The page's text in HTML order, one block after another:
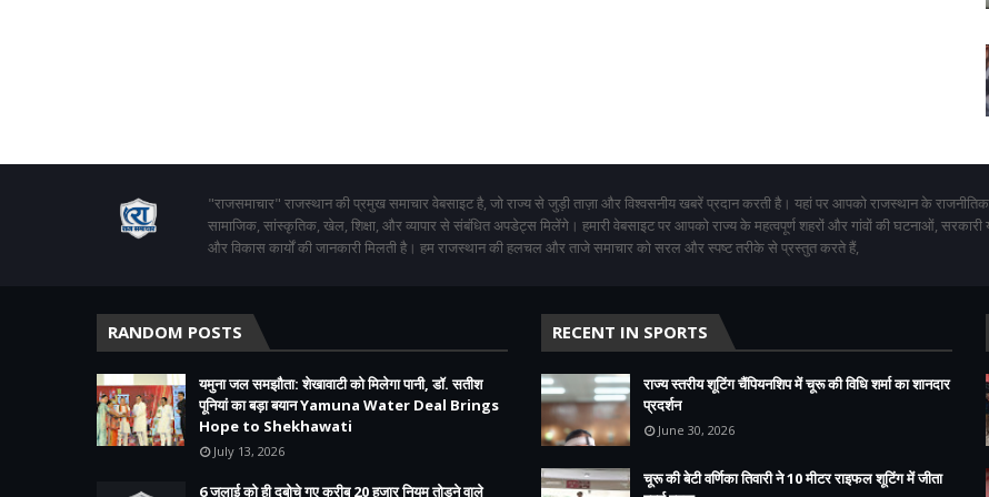
"राजसमाचार" राजस्थान की प्रमुख समाचार वेबसाइट है, जो राज्य से जुड़ी ताज़ा और विश्वसनीय खबरें प्रदान करती है। यहां पर आपको राजस्थान के
सामाजिक, सांस्कृतिक, खेल, शिक्षा, और व्यापार से संबंधित अपडेट्स मिलेंगे। हमारी वेबसाइट पर आपको राज्य के महत्वपूर्ण शहरों और गांवों की घटनाओं, सरकारी
और विकास कार्यों की जानकारी मिलती है। हम राजस्थान की हलचल और ताजे समाचार को सरल और स्पष्ट तरीके से प्रस्तुत करते हैं,
RANDOM POSTS
यमुना जल समझौता: शेखावाटी को मिलेगा पानी, डॉ. सतीश
पूनियां का बड़ा बयान Yamuna Water Deal Brings
Hope to Shekhawati
July 13, 2026
6 जुलाई को ही दबोचे गए करीब 20 हजार नियम तोड़ने वाले
RECENT IN SPORTS
राज्य स्तरीय शूटिंग चैंपियनशिप में चूरू की विधि शर्मा का शानदार
प्रदर्शन
June 30, 2026
चूरू की बेटी वर्णिका तिवारी ने 10 मीटर राइफल शूटिंग में जीता